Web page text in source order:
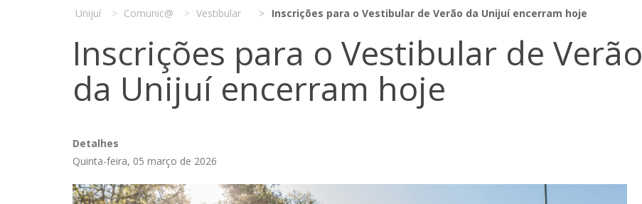
Unijuí Comunic@ Vestibular Inscrições para o Vestibular de Verão da Unijuí encerram hoje
Inscrições para o Vestibular de Verão
da Unijuí encerram hoje
Detalhes
Quinta-feira, 05 março de 2026